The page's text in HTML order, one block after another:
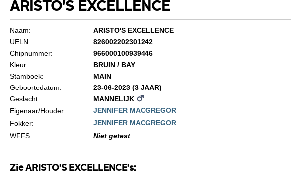
ARISTO'S EXCELLENCE
Naam:
ARISTO'S EXCELLENCE
UELN:
826002202301242
Chipnummer:
966000100939446
Kleur:
BRUIN / BAY
Stamboek:
MAIN
Geboortedatum:
23-06-2023 (3 JAAR)
Geslacht:
MANNELIJK
Eigenaar/Houder:
JENNIFER MACGREGOR
Fokker:
JENNIFER MACGREGOR
WFFS: Niet getest
Zie ARISTO'S EXCELLENCE's: